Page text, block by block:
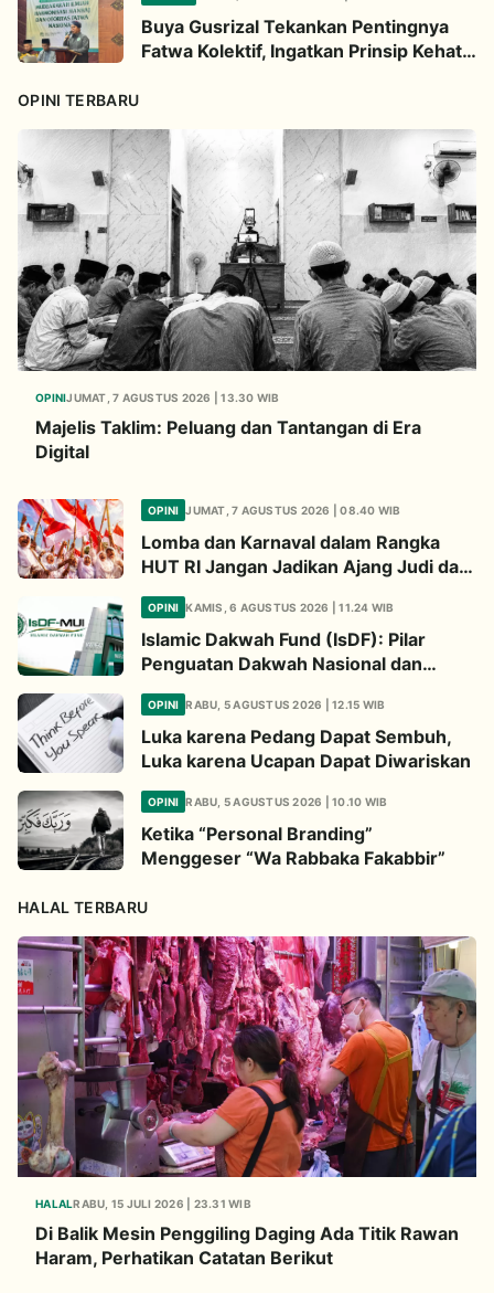
Buya Gusrizal Tekankan Pentingnya
Fatwa Kolektif, Ingatkan Prinsip Kehati-
OPINI TERBARU
OPINIJUMAT, 7 AGUSTUS 2026 | 13.30 WIB
Majelis Taklim: Peluang dan Tantangan di Era
Digital
OPINI JUMAT, 7 AGUSTUS 2026 | 08.40 WIB
Lomba dan Karnaval dalam Rangka
HUT RI Jangan Jadikan Ajang Judi dan
OPINI KAMIS, 6 AGUSTUS 2026 | 11.24 WIB
Islamic Dakwah Fund (IsDF): Pilar
Penguatan Dakwah Nasional dan
OPINI RABU, 5 AGUSTUS 2026 | 12.15 WIB
Luka karena Pedang Dapat Sembuh,
Luka karena Ucapan Dapat Diwariskan
OPINI RABU, 5 AGUSTUS 2026 | 10.10 WIB
Ketika “Personal Branding”
Menggeser “Wa Rabbaka Fakabbir”
HALAL TERBARU
HALALRABU, 15 JULI 2026 | 23.31 WIB
Di Balik Mesin Penggiling Daging Ada Titik Rawan
Haram, Perhatikan Catatan Berikut